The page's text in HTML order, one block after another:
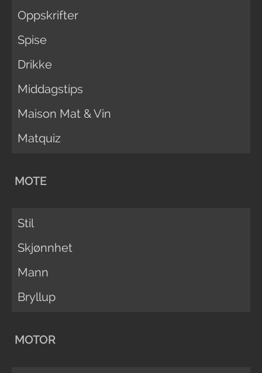
Oppskrifter
Spise
Drikke
Middagstips
Maison Mat & Vin
Matquiz
MOTE
Stil
Skjønnhet
Mann
Bryllup
MOTOR